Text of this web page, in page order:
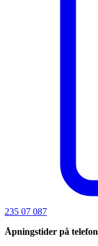
235 07 087
Åpningstider på telefon